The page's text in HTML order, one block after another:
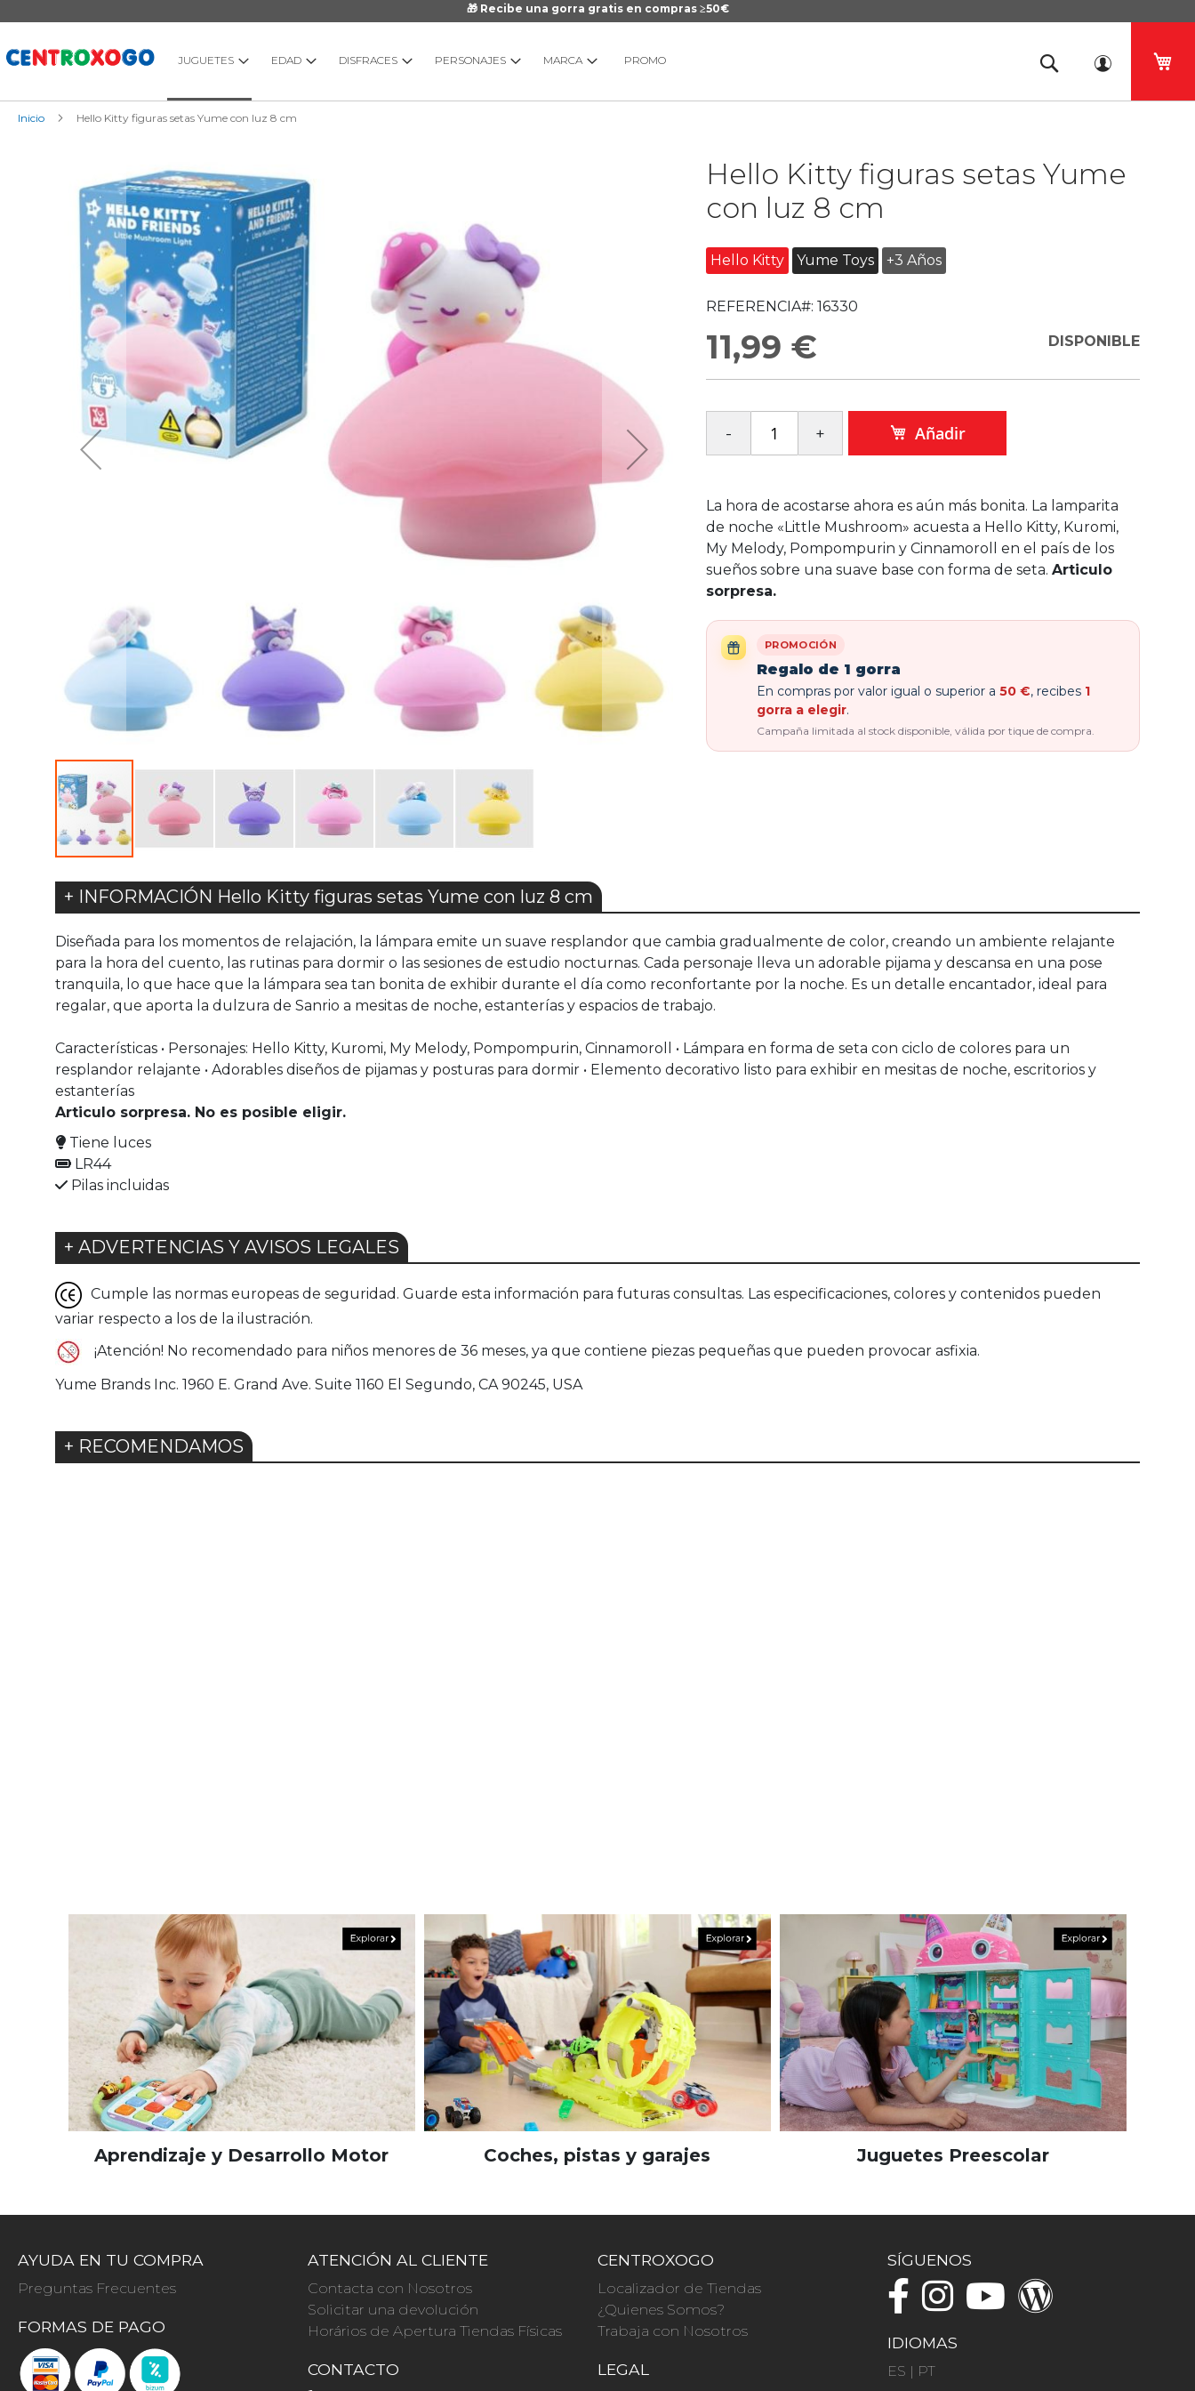
🎁 Recibe una gorra gratis en compras ≥50€
al
JUGUETES EDAD DISFRACES PERSONAJES MARCA PROMO
Inicio Hello Kitty figuras setas Yume con luz 8 cm
Hello Kitty figuras setas Yume
con luz 8 cm
Hello Kitty Yume Toys +3 Años
REFERENCIA#: 16330
11,99 € DISPONIBLE
Añadir
La hora de acostarse ahora es aún más bonita. La lamparita
de noche «Little Mushroom» acuesta a Hello Kitty, Kuromi,
My Melody, Pompompurin y Cinnamoroll en el país de los
sueños sobre una suave base con forma de seta. Articulo
sorpresa.
PROMOCIÓN
Regalo de 1 gorra
En compras por valor igual o superior a 50 €, recibes 1
gorra a elegir.
Campaña limitada al stock disponible, válida por tique de compra.
final
galería
imágenes
galería
imágenes
+ INFORMACIÓN Hello Kitty figuras setas Yume con luz 8 cm
Diseñada para los momentos de relajación, la lámpara emite un suave resplandor que cambia gradualmente de color, creando un ambiente relajante
para la hora del cuento, las rutinas para dormir o las sesiones de estudio nocturnas. Cada personaje lleva un adorable pijama y descansa en una pose
tranquila, lo que hace que la lámpara sea tan bonita de exhibir durante el día como reconfortante por la noche. Es un detalle encantador, ideal para
regalar, que aporta la dulzura de Sanrio a mesitas de noche, estanterías y espacios de trabajo.
Características • Personajes: Hello Kitty, Kuromi, My Melody, Pompompurin, Cinnamoroll • Lámpara en forma de seta con ciclo de colores para un
resplandor relajante • Adorables diseños de pijamas y posturas para dormir • Elemento decorativo listo para exhibir en mesitas de noche, escritorios y
estanterías
Articulo sorpresa. No es posible eligir.
Tiene luces
LR44
Pilas incluidas
+ ADVERTENCIAS Y AVISOS LEGALES
Cumple las normas europeas de seguridad. Guarde esta información para futuras consultas. Las especificaciones, colores y contenidos pueden
variar respecto a los de la ilustración.
¡Atención! No recomendado para niños menores de 36 meses, ya que contiene piezas pequeñas que pueden provocar asfixia.
Yume Brands Inc. 1960 E. Grand Ave. Suite 1160 El Segundo, CA 90245, USA
+ RECOMENDAMOS
Aprendizaje y Desarrollo Motor Coches, pistas y garajes Juguetes Preescolar
AYUDA EN TU COMPRA
Preguntas Frecuentes
FORMAS DE PAGO
ATENCIÓN AL CLIENTE
Contacta con Nosotros
Solicitar una devolución
Horários de Apertura Tiendas Físicas
CONTACTO
CENTROXOGO
Localizador de Tiendas
¿Quienes Somos?
Trabaja con Nosotros
LEGAL
SÍGUENOS
IDIOMAS
ES | PT